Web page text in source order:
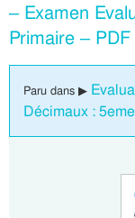
– Examen
Primaire –
Paru dans ▶
Décimaux :